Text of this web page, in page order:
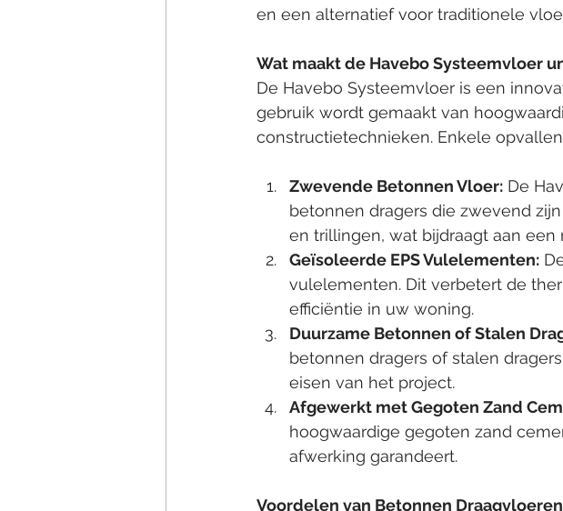
en een alternatief voor traditionele
Wat maakt de Havebo Systeemvloer
De Havebo Systeemvloer is een
gebruik wordt gemaakt van
constructietechnieken. Enkele
Zwevende Betonnen Vloer: De
betonnen dragers die zwevend
en trillingen, wat bijdraagt aan
Geïsoleerde EPS Vulelementen:
vulelementen. Dit verbetert de
efficiëntie in uw woning.
Duurzame Betonnen of Stalen
betonnen dragers of stalen
eisen van het project.
Afgewerkt met Gegoten Zand
hoogwaardige gegoten zand
afwerking garandeert.
Voordelen van Betonnen